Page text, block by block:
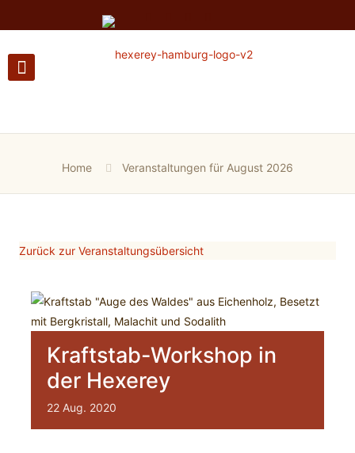
Home Veranstaltungen für August 2026
Zurück zur Veranstaltungsübersicht
Kraftstab-Workshop in
der Hexerey
22 Aug. 2020